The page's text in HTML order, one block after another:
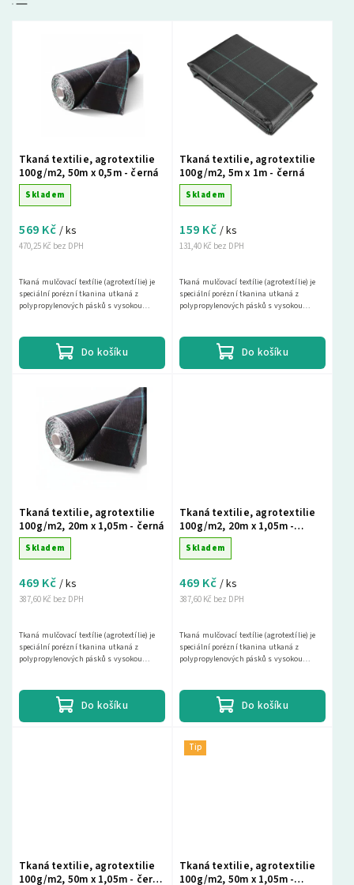
Nejdražší
Nejprodávanější
Tkaná textilie, agrotextilie
100g/m2, 50m x 0,5m - černá
Skladem
470,25 Kč bez DPH
569 Kč / ks
Do košíku
Tkaná mulčovací textílie (agrotextílie) je
speciální porézní tkanina utkaná z
polypropylenových pásků s vysokou
Tkaná textilie, agrotextilie
100g/m2, 5m x 1m - černá
Skladem
131,40 Kč bez DPH
159 Kč / ks
Do košíku
Tkaná mulčovací textílie (agrotextílie) je
speciální porézní tkanina utkaná z
polypropylenových pásků s vysokou
Tkaná textilie, agrotextilie
100g/m2, 20m x 1,05m - černá
Skladem
387,60 Kč bez DPH
469 Kč / ks
Do košíku
Tkaná mulčovací textílie (agrotextílie) je
speciální porézní tkanina utkaná z
polypropylenových pásků s vysokou
Tkaná textilie, agrotextilie
100g/m2, 20m x 1,05m -
hnědá
Skladem
387,60 Kč bez DPH
469 Kč / ks
Do košíku
Tkaná mulčovací textílie (agrotextílie) je
speciální porézní tkanina utkaná z
polypropylenových pásků s vysokou
Tkaná textilie, agrotextilie
100g/m2, 50m x 1,05m - černá
Tip
Tkaná textilie, agrotextilie
100g/m2, 50m x 1,05m -